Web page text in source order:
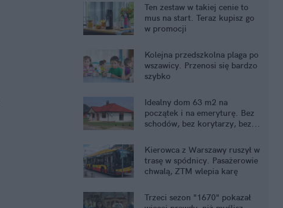
Ten zestaw w takiej cenie to
mus na start. Teraz kupisz go
w promocji
Kolejna przedszkolna plaga po
wszawicy. Przenosi się bardzo
szybko
Idealny dom 63 m2 na
początek i na emeryturę. Bez
schodów, bez korytarzy, bez...
Kierowca z Warszawy ruszył w
trasę w spódnicy. Pasażerowie
chwalą, ZTM wlepia karę
Trzeci sezon "1670" pokazał